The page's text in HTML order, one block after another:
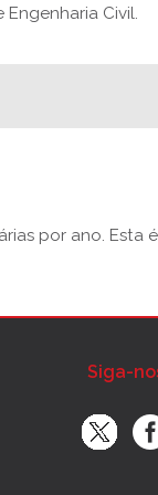
Civil.
por ano. Esta
Siga-